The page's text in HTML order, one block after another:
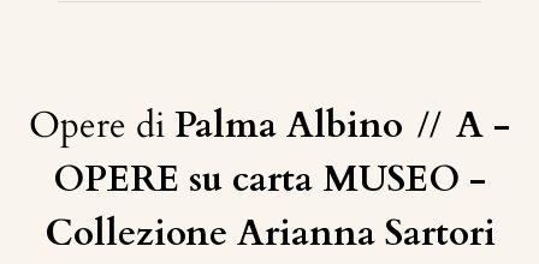
Opere diPalma Albino // A -
OPERE su carta MUSEO -
Collezione Arianna Sartori